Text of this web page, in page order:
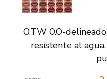
O.TW O.O-
resistente al